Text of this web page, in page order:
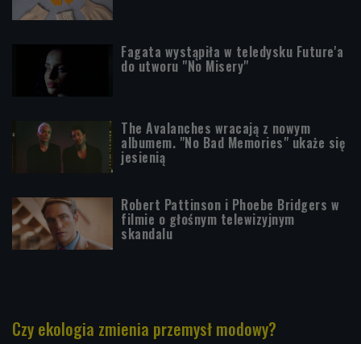
Fagata wystąpiła w teledysku Future'a
do utworu "No Misery"
The Avalanches wracają z nowym
albumem. "No Bad Memories" ukaże się
jesienią
Robert Pattinson i Phoebe Bridgers w
filmie o głośnym telewizyjnym
skandalu
Czy ekologia zmienia przemysł modowy?